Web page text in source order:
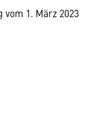
1. März 2023